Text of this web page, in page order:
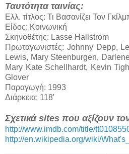
Ταυτότητα ταινίας:
Ελλ. τίτλος: Τι Βασανίζει Τον
Είδος: Κοινωνική
Σκηνοθέτης: Lasse Hallstrom
Πρωταγωνιστές: Johnny Depp,
Lewis, Mary Steenburgen,
Mary Kate Schellhardt, Kevin
Glover
Παραγωγή: 1993
Διάρκεια: 118'
Σχετικά sites που αξίζουν
http://www.imdb.com/title/
http://en.wikipedia.org/wiki/